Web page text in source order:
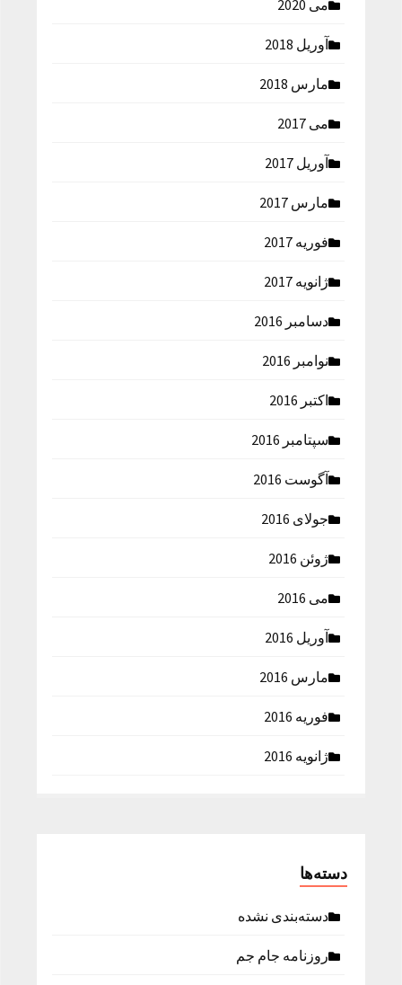
می 2020
آوریل 2018
مارس 2018
می 2017
آوریل 2017
مارس 2017
فوریه 2017
ژانویه 2017
دسامبر 2016
نوامبر 2016
اکتبر 2016
سپتامبر 2016
آگوست 2016
جولای 2016
ژوئن 2016
می 2016
آوریل 2016
مارس 2016
فوریه 2016
ژانویه 2016
دسته‌ها
دسته‌بندی نشده
روزنامه جام جم